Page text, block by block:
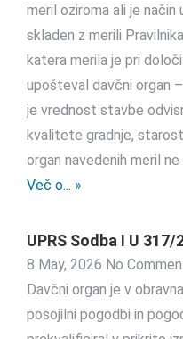
meril oziroma ali je
skladen z merili
katera merila je pri
upošteval davčni organ
je vrednost stavbe
kvalitete gradnje,
organ navedenih meril
Več o... »
UPRS Sodba I U 317/
8 May, 2026 No
Davčni organ je v
posojilni pogodbi in